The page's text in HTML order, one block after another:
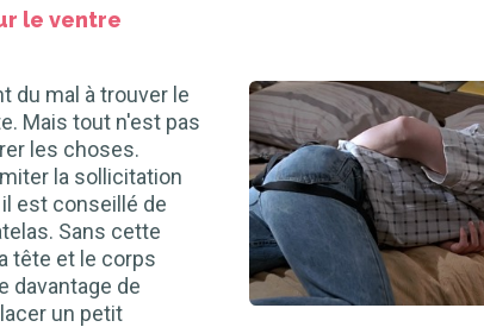
le ventre
du mal à trouver le
Mais tout n'est pas
les choses.
la sollicitation
est conseillé de
Sans cette
tête et le corps
davantage de
un petit